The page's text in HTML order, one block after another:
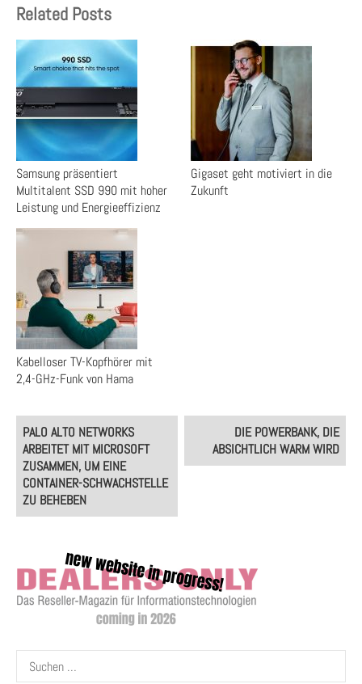
Related Posts
Samsung präsentiert
Multitalent SSD 990 mit hoher
Leistung und Energieeffizienz
Gigaset geht motiviert in die
Zukunft
Kabelloser TV-Kopfhörer mit
2,4-GHz-Funk von Hama
Post
navigation
PALO ALTO NETWORKS
ARBEITET MIT MICROSOFT
ZUSAMMEN, UM EINE
CONTAINER-SCHWACHSTELLE
ZU BEHEBEN
DIE POWERBANK, DIE
ABSICHTLICH WARM WIRD
Suchen
nach: